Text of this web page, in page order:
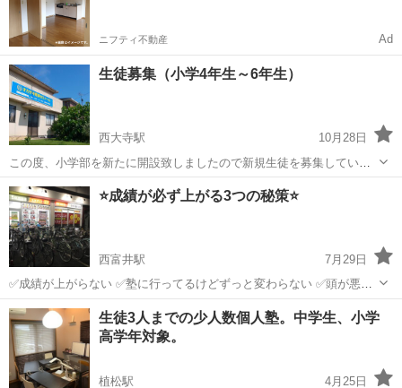
ニフティ不動産 Ad
生徒募集（小学4年生～6年生）
西大寺駅
10月28日
この度、小学部を新たに開設致しましたので新規生徒を募集していま
す。 科目：4教科セット（数英理社） 受講料：7,000円（税込/月）
※1教科あたり1,750円 施設費：1,000円（税込/月） 講座数：週2
回 ...
岡山 岡山市 西大寺駅
⭐️成績が必ず上がる3つの秘策⭐️
西富井駅
7月29日
✅成績が上がらない ✅塾に行ってるけどずっと変わらない ✅頭が悪い
のかな？ こんなことで悩んでませんか？ あなたの成績が上がらないの
は ✅頭が悪いからでも ✅能力が低いからでもありませ...
岡山 倉敷市 西富井駅 塾 数学
生徒3人までの少人数個人塾。中学生、小学
高学年対象。
植松駅
4月25日